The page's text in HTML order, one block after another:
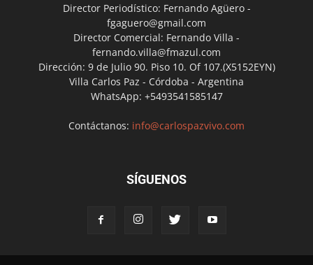
Director Periodístico: Fernando Agüero -
fgaguero@gmail.com
Director Comercial: Fernando Villa -
fernando.villa@fmazul.com
Dirección: 9 de Julio 90. Piso 10. Of 107.(X5152EYN)
Villa Carlos Paz - Córdoba - Argentina
WhatsApp: +5493541585147
Contáctanos: info@carlospazvivo.com
SÍGUENOS